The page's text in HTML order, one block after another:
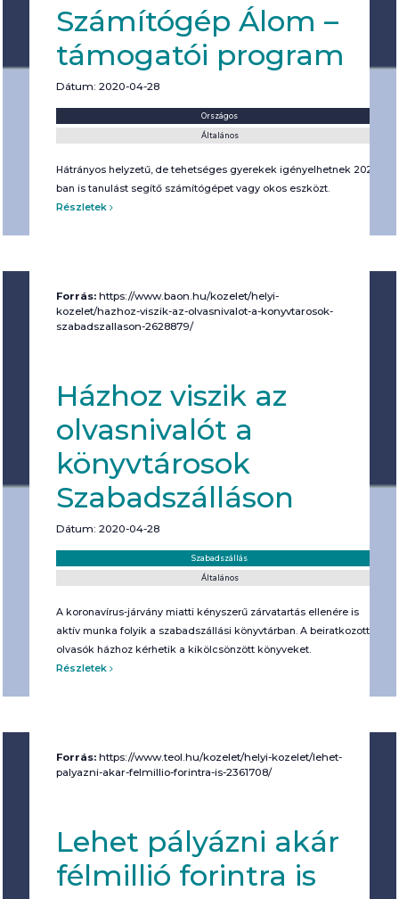
Számítógép Álom –
támogatói program
Dátum: 2020-04-28
Országos
Általános
Hátrányos helyzetű, de tehetséges gyerekek igényelhetnek 2020-
ban is tanulást segítő számítógépet vagy okos eszközt.
Részletek
Forrás: https://www.baon.hu/kozelet/helyi-
kozelet/hazhoz-viszik-az-olvasnivalot-a-konyvtarosok-
szabadszallason-2628879/
Házhoz viszik az
olvasnivalót a
könyvtárosok
Szabadszálláson
Dátum: 2020-04-28
Szabadszállás
Általános
A koronavírus-járvány miatti kényszerű zárvatartás ellenére is
aktív munka folyik a szabadszállási könyvtárban. A beiratkozott
olvasók házhoz kérhetik a kikölcsönzött könyveket.
Részletek
Forrás: https://www.teol.hu/kozelet/helyi-kozelet/lehet-
palyazni-akar-felmillio-forintra-is-2361708/
Lehet pályázni akár
félmillió forintra is